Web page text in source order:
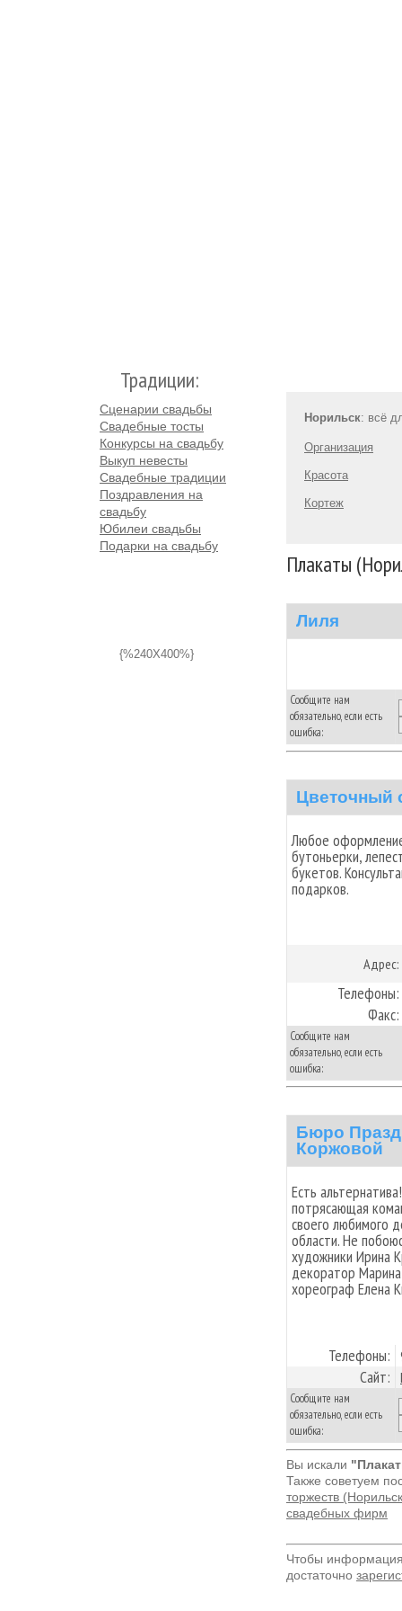
Традиции:
Сценарии свадьбы
Свадебные тосты
Конкурсы на свадьбу
Выкуп невесты
Свадебные традиции
Поздравления на
свадьбу
Юбилеи свадьбы
Подарки на свадьбу
{%240X400%}
Норильск: всё
Организация
Красота
Кортеж
Плакаты
Лиля
Сообщите нам
обязательно, если есть
ошибка:
Цветочный
Любое
бутоньерки,
букетов.
подарков.
Адрес:
Телефоны:
Факс:
Сообщите нам
обязательно, если есть
ошибка:
Бюро
Коржовой
Есть
потрясающая
своего любимого
области. Не
художники Ирина
декоратор
хореограф Елена
Телефоны:
Сайт:
Сообщите нам
обязательно, если есть
ошибка:
Вы искали
Также советуем
торжеств
свадебных фирм
Чтобы
достаточно